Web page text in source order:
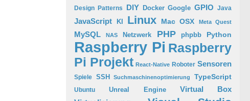
Design Patterns DIY Docker Google GPIO Java
JavaScript KI Linux Mac OSX Meta Quest
MySQL NAS Netzwerk PHP phpbb Python
Raspberry Pi Raspberry
Pi Projekt React-Native Roboter Sensoren
Spiele SSH Suchmaschinenoptimierung TypeScript
Ubuntu Unreal Engine
Virtual Box